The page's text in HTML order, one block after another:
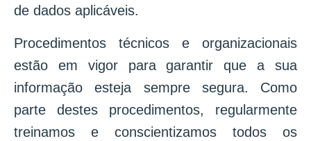
de dados aplicáveis.
Procedimentos técnicos e organizacionais
estão em vigor para garantir que a sua
informação esteja sempre segura. Como
parte destes procedimentos, regularmente
treinamos e conscientizamos todos os